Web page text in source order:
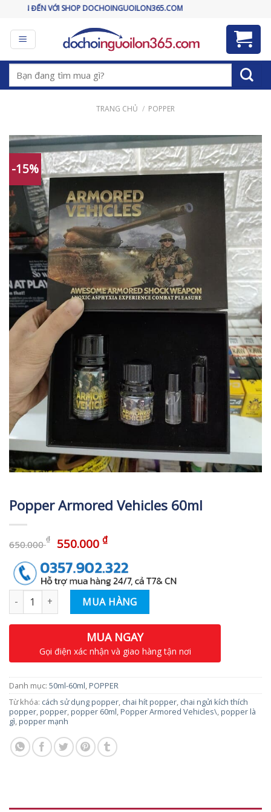
content
SHOP DOCHOINGUOILON365.COM
Tìm
kiếm:
TRANG CHỦ / POPPER
-15%
Popper Armored Vehicles 60ml
650.000₫ 550.000 ₫
Số lượng
MUA HÀNG
MUA NGAY
Gọi điện xác nhận và giao hàng tận nơi
Danh mục: 50ml-60ml, POPPER
Từ khóa: cách sử dụng popper, chai hít popper, chai ngửi kích thích
popper, popper, popper 60ml, Popper Armored Vehicles\, popper là
gì, popper mạnh